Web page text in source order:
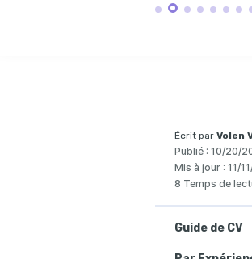
Écrit par Volen
Publié : 10/20/
Mis à jour : 11/
8 Temps de
Guide de CV